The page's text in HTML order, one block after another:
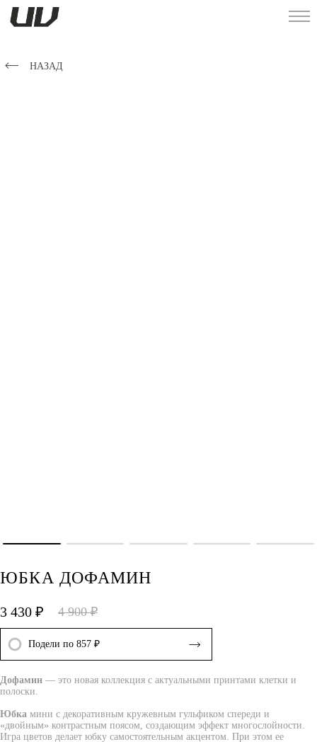
НАЗАД
ЮБКА ДОФАМИН
3 430 ₽ 4 900 ₽
Подели по 857 ₽
Дофамин — это новая коллекция с актуальными принтами клетки и
полоски.
Юбка мини с декоративным кружевным гульфиком спереди и
«двойным» контрастным поясом, создающим эффект многослойности.
Игра цветов делает юбку самостоятельным акцентом. При этом ее